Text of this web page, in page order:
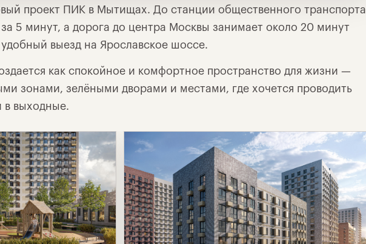
проект ПИК в Мытищах. До станции общественного транспорта
5 минут, а дорога до центра Москвы занимает около 20 минут
выезд на Ярославское шоссе.
как спокойное и комфортное пространство для жизни —
зонами, зелёными дворами и местами, где хочется проводить
в выходные.